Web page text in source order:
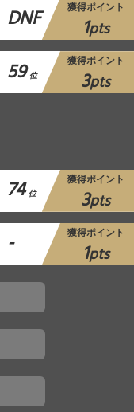
DNF 獲得ポイント
1pts
59 位
獲得ポイント
3pts
74 位
獲得ポイント
3pts
- 獲得ポイント
1pts